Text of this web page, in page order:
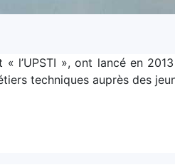
l’UPSTI », ont lancé en
techniques auprès des